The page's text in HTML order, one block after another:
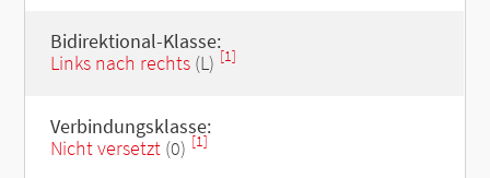
Bidirektional-Klasse:
Links nach rechts(L) [1]
Verbindungsklasse:
Nicht versetzt(0) [1]